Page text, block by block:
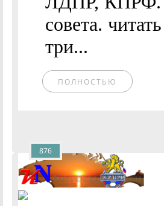
совета.
три...
ПОЛНОСТЬЮ
876